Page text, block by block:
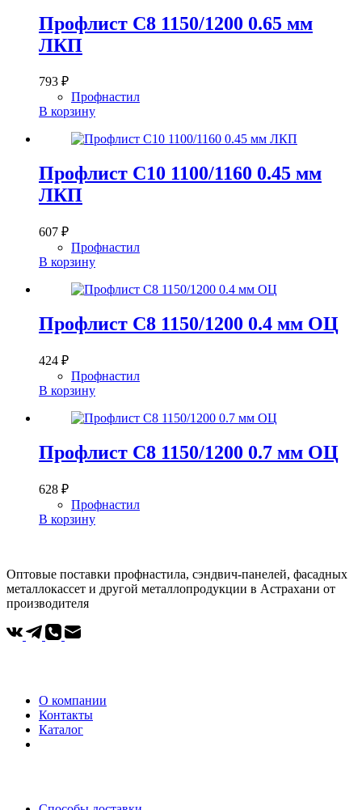
Профлист С8 1150/1200 0.65 мм
ЛКП
793 ₽
Профнастил
В корзину
Профлист С10 1100/1160 0.45 мм
ЛКП
607 ₽
Профнастил
В корзину
Профлист С8 1150/1200 0.4 мм ОЦ
424 ₽
Профнастил
В корзину
Профлист С8 1150/1200 0.7 мм ОЦ
628 ₽
Профнастил
В корзину
Оптовые поставки профнастила, сэндвич-панелей, фасадных
металлокассет и другой металлопродукции в Астрахани от
производителя
О компании
Контакты
Каталог